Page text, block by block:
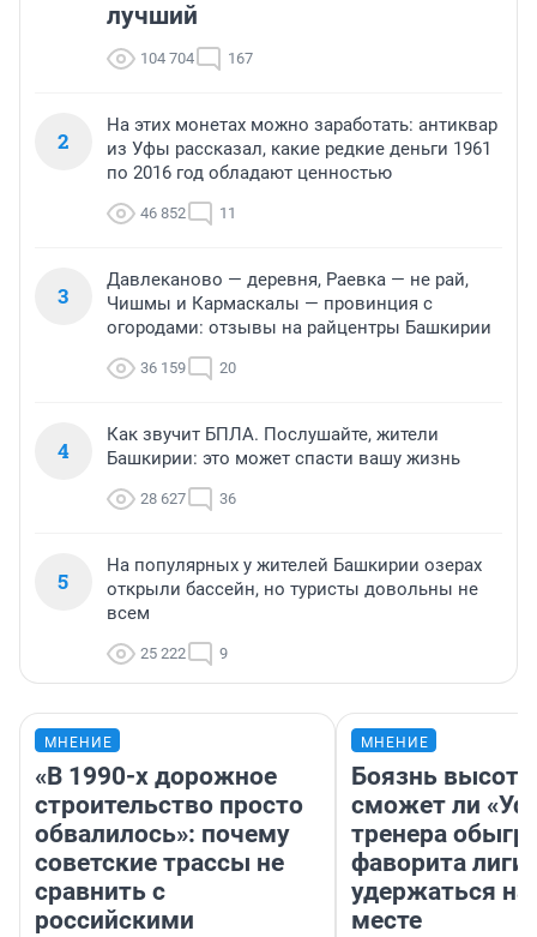
лучший
104 704 167
2
На этих монетах можно заработать: антиквар
из Уфы рассказал, какие редкие деньги 1961
по 2016 год обладают ценностью
46 852 11
3
Давлеканово — деревня, Раевка — не рай,
Чишмы и Кармаскалы — провинция с
огородами: отзывы на райцентры Башкирии
36 159 20
4
Как звучит БПЛА. Послушайте, жители
Башкирии: это может спасти вашу жизнь
28 627 36
5
На популярных у жителей Башкирии озерах
открыли бассейн, но туристы довольны не
всем
25 222 9
МНЕНИЕ
«В 1990-х дорожное
строительство просто
обвалилось»: почему
советские трассы не
сравнить с
российскими
МНЕНИЕ
Боязнь
сможет ли
тренера
фаворита лиги
удержаться
месте